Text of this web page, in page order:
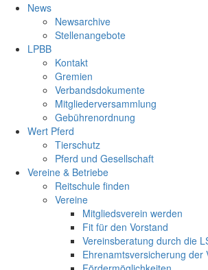
News
Newsarchive
Stellenangebote
LPBB
Kontakt
Gremien
Verbandsdokumente
Mitgliederversammlung
Gebührenordnung
Wert Pferd
Tierschutz
Pferd und Gesellschaft
Vereine & Betriebe
Reitschule finden
Vereine
Mitgliedsverein werden
Fit für den Vorstand
Vereinsberatung durch die
Ehrenamtsversicherung der